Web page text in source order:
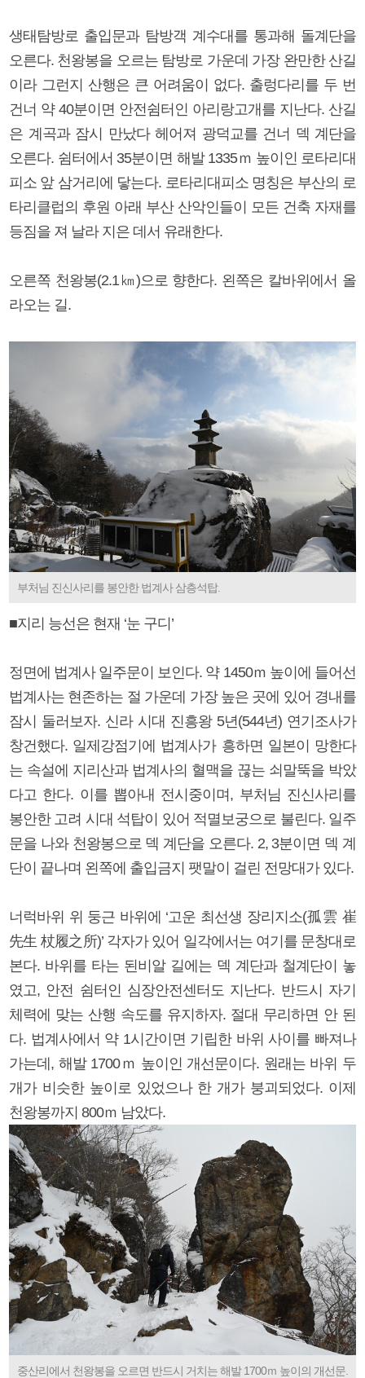
생태탐방로 출입문과 탐방객 계수대를 통과해 돌계단을
오른다. 천왕봉을 오르는 탐방로 가운데 가장 완만한 산길
이라 그런지 산행은 큰 어려움이 없다. 출렁다리를 두 번
건너 약 40분이면 안전쉼터인 아리랑고개를 지난다. 산길
은 계곡과 잠시 만났다 헤어져 광덕교를 건너 덱 계단을
오른다. 쉼터에서 35분이면 해발 1335ｍ 높이인 로타리대
피소 앞 삼거리에 닿는다. 로타리대피소 명칭은 부산의 로
타리클럽의 후원 아래 부산 산악인들이 모든 건축 자재를
등짐을 져 날라 지은 데서 유래한다.
오른쪽 천왕봉(2.1㎞)으로 향한다. 왼쪽은 칼바위에서 올
라오는 길.
부처님 진신사리를 봉안한 법계사 삼층석탑.
■지리 능선은 현재 ‘눈 구디’
정면에 법계사 일주문이 보인다. 약 1450ｍ 높이에 들어선
법계사는 현존하는 절 가운데 가장 높은 곳에 있어 경내를
잠시 둘러보자. 신라 시대 진흥왕 5년(544년) 연기조사가
창건했다. 일제강점기에 법계사가 흥하면 일본이 망한다
는 속설에 지리산과 법계사의 혈맥을 끊는 쇠말뚝을 박았
다고 한다. 이를 뽑아내 전시중이며, 부처님 진신사리를
봉안한 고려 시대 석탑이 있어 적멸보궁으로 불린다. 일주
문을 나와 천왕봉으로 덱 계단을 오른다. 2, 3분이면 덱 계
단이 끝나며 왼쪽에 출입금지 팻말이 걸린 전망대가 있다.
너럭바위 위 둥근 바위에 ‘고운 최선생 장리지소(孤雲 崔
先生 杖履之所)’ 각자가 있어 일각에서는 여기를 문창대로
본다. 바위를 타는 된비알 길에는 덱 계단과 철계단이 놓
였고, 안전 쉼터인 심장안전센터도 지난다. 반드시 자기
체력에 맞는 산행 속도를 유지하자. 절대 무리하면 안 된
다. 법계사에서 약 1시간이면 기립한 바위 사이를 빠져나
가는데, 해발 1700ｍ 높이인 개선문이다. 원래는 바위 두
개가 비슷한 높이로 있었으나 한 개가 붕괴되었다. 이제
천왕봉까지 800ｍ 남았다.
중산리에서 천왕봉을 오르면 반드시 거치는 해발 1700ｍ 높이의 개선문.